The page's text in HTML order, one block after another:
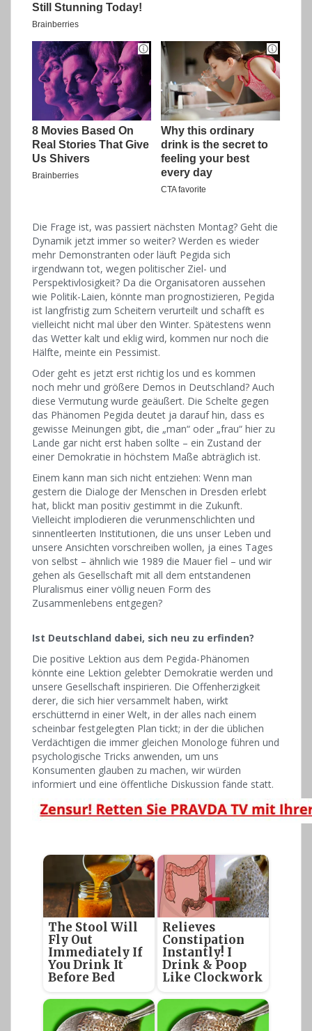
Die Frage ist, was passiert nächsten Montag? Geht die
Dynamik jetzt immer so weiter? Werden es wieder
mehr Demonstranten oder läuft Pegida sich
irgendwann tot, wegen politischer Ziel- und
Perspektivlosigkeit? Da die Organisatoren aussehen
wie Politik-Laien, könnte man prognostizieren, Pegida
ist langfristig zum Scheitern verurteilt und schafft es
vielleicht nicht mal über den Winter. Spätestens wenn
das Wetter kalt und eklig wird, kommen nur noch die
Hälfte, meinte ein Pessimist.
Oder geht es jetzt erst richtig los und es kommen
noch mehr und größere Demos in Deutschland? Auch
diese Vermutung wurde geäußert. Die Schelte gegen
das Phänomen Pegida deutet ja darauf hin, dass es
gewisse Meinungen gibt, die „man“ oder „frau“ hier zu
Lande gar nicht erst haben sollte – ein Zustand der
einer Demokratie in höchstem Maße abträglich ist.
Einem kann man sich nicht entziehen: Wenn man
gestern die Dialoge der Menschen in Dresden erlebt
hat, blickt man positiv gestimmt in die Zukunft.
Vielleicht implodieren die verunmenschlichten und
sinnentleerten Institutionen, die uns unser Leben und
unsere Ansichten vorschreiben wollen, ja eines Tages
von selbst – ähnlich wie 1989 die Mauer fiel – und wir
gehen als Gesellschaft mit all dem entstandenen
Pluralismus einer völlig neuen Form des
Zusammenlebens entgegen?
Ist Deutschland dabei, sich neu zu erfinden?
Die positive Lektion aus dem Pegida-Phänomen
könnte eine Lektion gelebter Demokratie werden und
unsere Gesellschaft inspirieren. Die Offenherzigkeit
derer, die sich hier versammelt haben, wirkt
erschütternd in einer Welt, in der alles nach einem
scheinbar festgelegten Plan tickt; in der die üblichen
Verdächtigen die immer gleichen Monologe führen und
psychologische Tricks anwenden, um uns
Konsumenten glauben zu machen, wir würden
informiert und eine öffentliche Diskussion fände statt.
The Stool Will
Fly Out
Immediately If
You Drink It
Before Bed
Relieves
Constipation
Instantly! I
Drink & Poop
Like Clockwork